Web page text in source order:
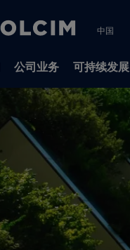
中国
公司业务 可持续发展